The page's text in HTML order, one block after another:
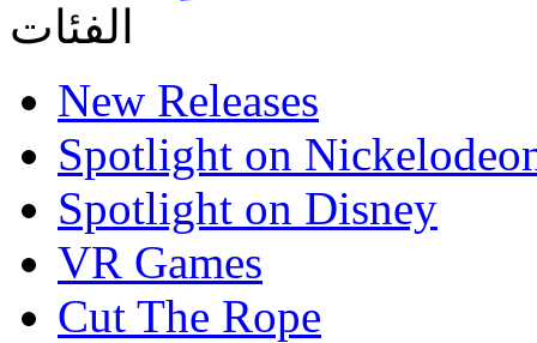
الفئات
New Releases
Spotlight on
Spotlight on Disney
VR Games
Cut The Rope